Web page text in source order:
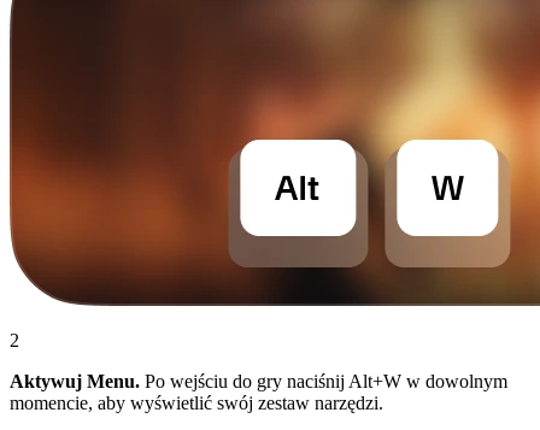
2
Aktywuj Menu. Po wejściu do gry naciśnij Alt+W w dowolnym
momencie, aby wyświetlić swój zestaw narzędzi.